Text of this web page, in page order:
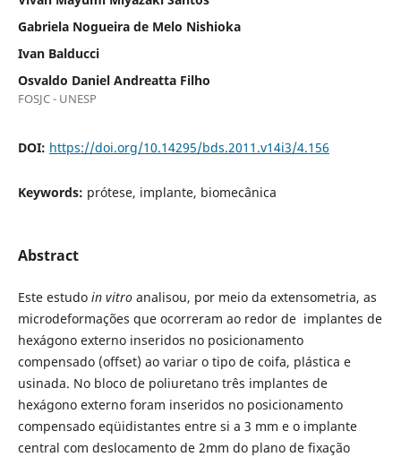
Gabriela Nogueira de Melo Nishioka
Ivan Balducci
Osvaldo Daniel Andreatta Filho
FOSJC - UNESP
DOI: https://doi.org/10.14295/bds.2011.v14i3/4.156
Keywords: prótese, implante, biomecânica
Abstract
Este estudo in vitroanalisou, por meio da extensometria, as
microdeformações que ocorreram ao redor de implantes de
hexágono externo inseridos no posicionamento
compensado (offset) ao variar o tipo de coifa, plástica e
usinada. No bloco de poliuretano três implantes de
hexágono externo foram inseridos no posicionamento
compensado eqüidistantes entre si a 3 mm e o implante
central com deslocamento de 2mm do plano de fixação